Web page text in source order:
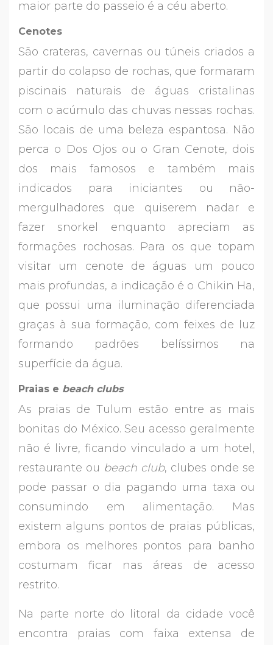
maior parte do passeio é a céu aberto.
Cenotes
São crateras, cavernas ou túneis criados a
partir do colapso de rochas, que formaram
piscinais naturais de águas cristalinas
com o acúmulo das chuvas nessas rochas.
São locais de uma beleza espantosa. Não
perca o Dos Ojos ou o Gran Cenote, dois
dos mais famosos e também mais
indicados para iniciantes ou não-
mergulhadores que quiserem nadar e
fazer snorkel enquanto apreciam as
formações rochosas. Para os que topam
visitar um cenote de águas um pouco
mais profundas, a indicação é o Chikin Ha,
que possui uma iluminação diferenciada
graças à sua formação, com feixes de luz
formando padrões belíssimos na
superfície da água.
Praias e beach clubs
As praias de Tulum estão entre as mais
bonitas do México. Seu acesso geralmente
não é livre, ficando vinculado a um hotel,
restaurante ou beach club, clubes onde se
pode passar o dia pagando uma taxa ou
consumindo em alimentação. Mas
existem alguns pontos de praias públicas,
embora os melhores pontos para banho
costumam ficar nas áreas de acesso
restrito.
Na parte norte do litoral da cidade você
encontra praias com faixa extensa de